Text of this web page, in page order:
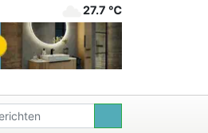
27.7 ℃